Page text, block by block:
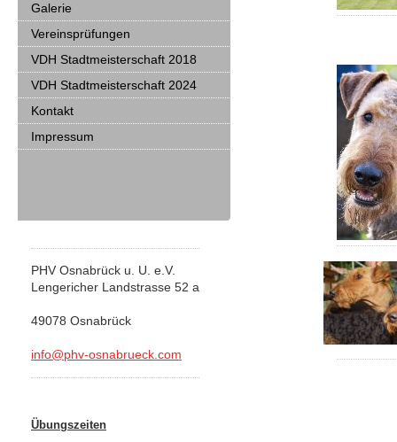
Galerie
Vereinsprüfungen
VDH Stadtmeisterschaft 2018
VDH Stadtmeisterschaft 2024
Kontakt
Impressum
PHV Osnabrück u. U. e.V.
Lengericher Landstrasse 52 a
49078 Osnabrück
info@phv-osnabrueck.com
Übungszeiten